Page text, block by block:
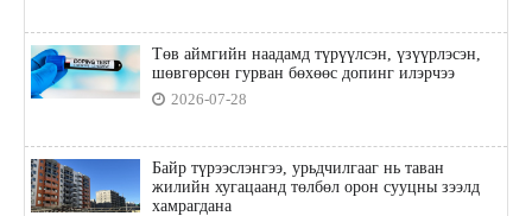
Төв аймгийн наадамд түрүүлсэн, үзүүрлэсэн,
шөвгөрсөн гурван бөхөөс допинг илэрчээ
2026-07-28
Байр түрээслэнгээ, урьдчилгааг нь таван
жилийн хугацаанд төлбөл орон сууцны зээлд
хамрагдана